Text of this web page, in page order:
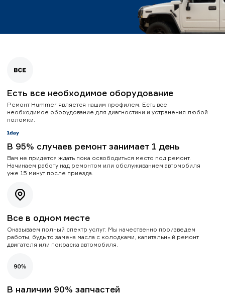
Есть все необходимое оборудование
Ремонт Hummer является нашим профилем. Есть все
необходимое оборудование для диагностики и устранения любой
поломки.
В 95% случаев ремонт занимает 1 день
Вам не придется ждать пока освободиться место под ремонт.
Начинаем работу над ремонтом или обслуживанием автомобиля
уже 15 минут после приезда.
Все в одном месте
Оказываем полный спектр услуг. Мы качественно произведем
работы, будь то замена масла с колодками, капитальный ремонт
двигателя или покраска автомобиля.
В наличии 90% запчастей